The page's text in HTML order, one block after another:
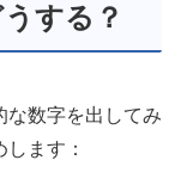
する？
な数字を出してみ
ます：